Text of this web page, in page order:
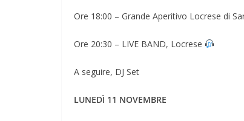
Ore 18:00 – Grande Aperitivo Locrese di
Ore 20:30 – LIVE BAND, Locrese
A seguire, DJ Set
LUNEDÌ 11 NOVEMBRE